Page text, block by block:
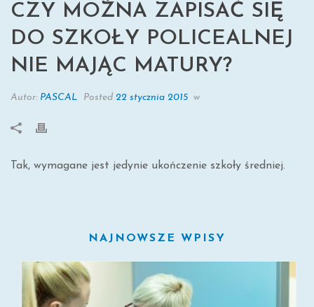
CZY MOŻNA ZAPISAĆ SIĘ
DO SZKOŁY POLICEALNEJ
NIE MAJĄC MATURY?
Autor: PASCAL Posted 22 stycznia 2015 w
Tak, wymagane jest jedynie ukończenie szkoły średniej.
NAJNOWSZE WPISY